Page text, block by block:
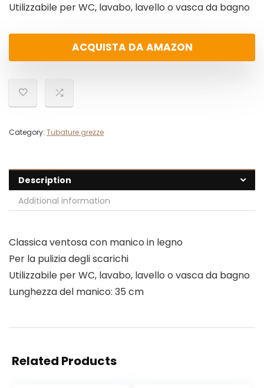
Utilizzabile per WC, lavabo, lavello o vasca da bagno
ACQUISTA DA AMAZON
Category: Tubature grezze
Description
Additional information
Classica ventosa con manico in legno
Per la pulizia degli scarichi
Utilizzabile per WC, lavabo, lavello o vasca da bagno
Lunghezza del manico: 35 cm
Related Products